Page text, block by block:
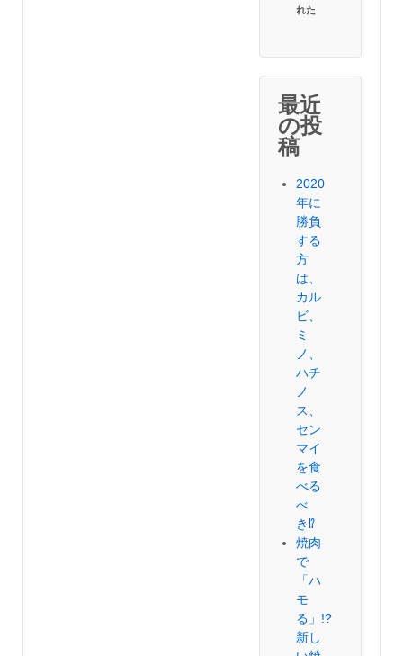
れた
最近
の投
稿
2020
年に
勝負
する
方
は、
カル
ビ、
ミ
ノ、
ハチ
ノ
ス、
セン
マイ
を食
べる
べ
き⁉︎
焼肉
で
「ハ
モ
る」!?
新し